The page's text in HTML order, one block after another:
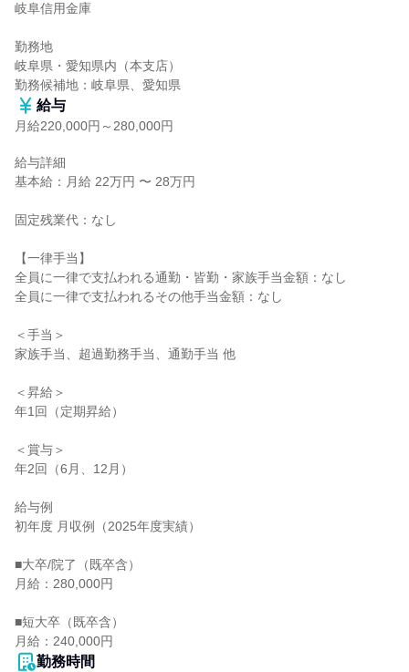
岐阜信用金庫
勤務地
岐阜県・愛知県内（本支店）
勤務候補地：岐阜県、愛知県
給与
月給220,000円～280,000円
給与詳細
基本給：月給 22万円 〜 28万円
固定残業代：なし
【一律手当】
全員に一律で支払われる通勤・皆勤・家族手当金額：なし
全員に一律で支払われるその他手当金額：なし
＜手当＞
家族手当、超過勤務手当、通勤手当 他
＜昇給＞
年1回（定期昇給）
＜賞与＞
年2回（6月、12月）
給与例
初年度 月収例（2025年度実績）
■大卒/院了（既卒含）
月給：280,000円
■短大卒（既卒含）
月給：240,000円
勤務時間